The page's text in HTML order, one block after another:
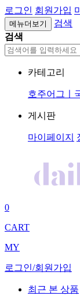
로그인 회원가입
메뉴더보기
검색
검색
카테고리
호주어그ㅣ
게시판
마이페이지
0
CART
MY
로그인/회원가입
최근 본 상품